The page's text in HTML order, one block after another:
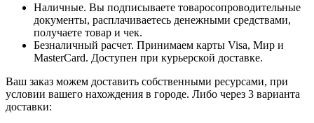
Наличные. Вы подписываете товаросопроводительные
документы, расплачиваетесь денежными средствами,
получаете товар и чек.
Безналичный расчет. Принимаем карты Visa, Мир и
MasterCard. Доступен при курьерской доставке.
Ваш заказ можем доставить собственными ресурсами, при
условии вашего нахождения в городе. Либо через 3 варианта
доставки: